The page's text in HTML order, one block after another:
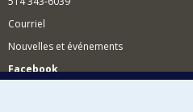
Courriel
Nouvelles et événements
Facebook